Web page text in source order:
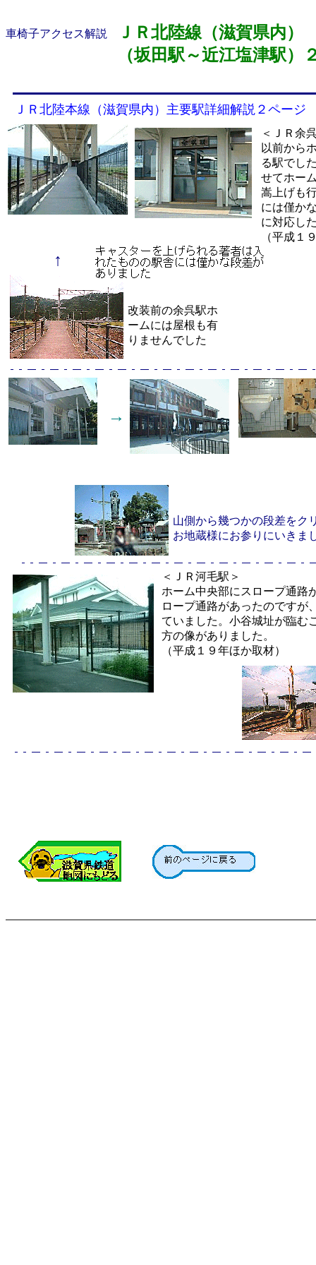
ＪＲ北陸線（滋賀県内）
（坂田駅～近江塩津駅）
車椅子アクセス解説
ＪＲ北陸本線（滋賀県内）主要駅詳細解説２ページ
＜ＪＲ余
以前から
る駅でし
せてホー
嵩上げも
には僅か
に対応し
（平成１
↑
改装前の余呉駅ホ
ームには屋根も有
りませんでした
→
山側から幾つかの段差をク
お地蔵様にお参りにいきま
＜ＪＲ河毛駅＞
ホーム中央部にスロープ通路
ロープ通路があったのですが
ていました。小谷城址が臨む
方の像がありました。
（平成１９年ほか取材）